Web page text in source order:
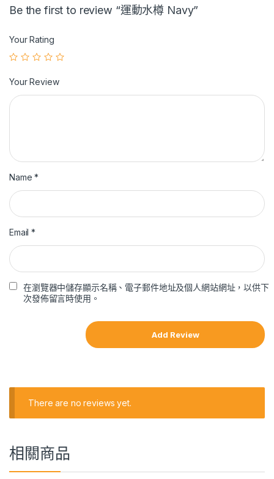
Be the first to review “運動水樽 Navy”
Your Rating
Your Review
Name*
Email*
在瀏覽器中儲存顯示名稱、電子郵件地址及個人網站網址，以供下
次發佈留言時使用。
There are no reviews yet.
相關商品